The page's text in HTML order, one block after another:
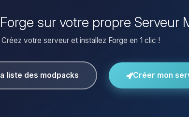
sur votre propre Serveur
Créez votre serveur et installez Forge en 1 clic !
liste des modpacks Créer mon